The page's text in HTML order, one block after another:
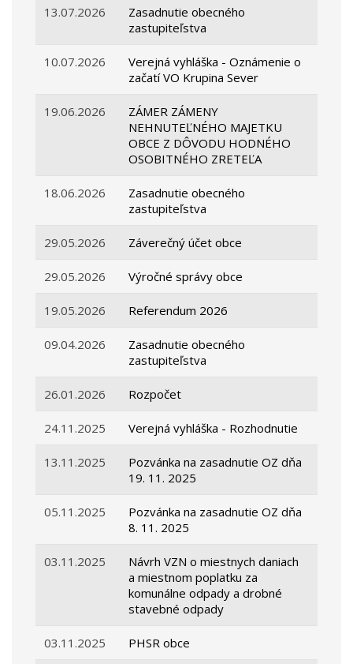
13.07.2026
Zasadnutie obecného
zastupiteľstva
10.07.2026
Verejná vyhláška - Oznámenie o
začatí VO Krupina Sever
19.06.2026
ZÁMER ZÁMENY
NEHNUTEĽNÉHO MAJETKU
OBCE Z DÔVODU HODNÉHO
OSOBITNÉHO ZRETEĽA
18.06.2026
Zasadnutie obecného
zastupiteľstva
29.05.2026 Záverečný účet obce
29.05.2026 Výročné správy obce
19.05.2026 Referendum 2026
09.04.2026
Zasadnutie obecného
zastupiteľstva
26.01.2026 Rozpočet
24.11.2025 Verejná vyhláška - Rozhodnutie
13.11.2025
Pozvánka na zasadnutie OZ dňa
19. 11. 2025
05.11.2025
Pozvánka na zasadnutie OZ dňa
8. 11. 2025
03.11.2025
Návrh VZN o miestnych daniach
a miestnom poplatku za
komunálne odpady a drobné
stavebné odpady
03.11.2025 PHSR obce